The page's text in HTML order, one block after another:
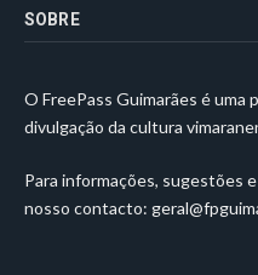
SOBRE
O FreePass Guimarães é uma
divulgação da cultura
Para informações, sugestões
nosso contacto: